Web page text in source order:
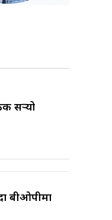
सर्‍यो
बीओपीमा